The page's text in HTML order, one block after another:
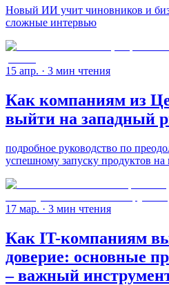
Новый ИИ учит чиновников и
сложные интервью
15 апр. · 3 мин чтения
Как компаниям из
выйти на западный
подробное руководство по
успешному запуску продуктов
17 мар. · 3 мин чтения
Как IT-компаниям
доверие: основные
– важный